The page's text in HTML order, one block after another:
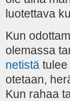
luotettava
Kun
olemassa
netistä
otetaan,
Kun rahaa